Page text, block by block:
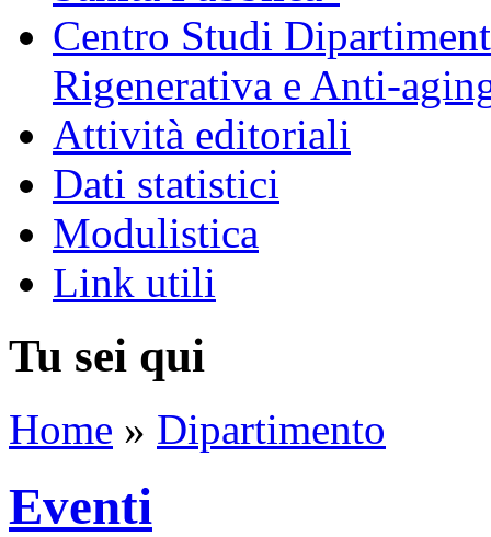
Centro Studi
Rigenerativa e Anti-
Attività editoriali
Dati statistici
Modulistica
Link utili
Tu sei qui
Home » Dipartimento
Eventi